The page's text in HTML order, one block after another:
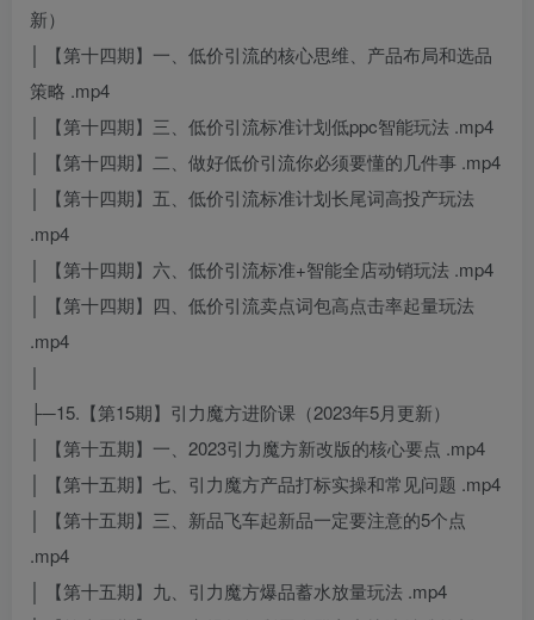
新）
│ 【第十四期】一、低价引流的核心思维、产品布局和选品
策略 .mp4
│ 【第十四期】三、低价引流标准计划低ppc智能玩法 .mp4
│ 【第十四期】二、做好低价引流你必须要懂的几件事 .mp4
│ 【第十四期】五、低价引流标准计划长尾词高投产玩法
.mp4
│ 【第十四期】六、低价引流标准+智能全店动销玩法 .mp4
│ 【第十四期】四、低价引流卖点词包高点击率起量玩法
.mp4
├─15.【第15期】引力魔方进阶课（2023年5月更新）
│ 【第十五期】一、2023引力魔方新改版的核心要点 .mp4
│ 【第十五期】七、引力魔方产品打标实操和常见问题 .mp4
│ 【第十五期】三、新品飞车起新品一定要注意的5个点
.mp4
│ 【第十五期】九、引力魔方爆品蓄水放量玩法 .mp4